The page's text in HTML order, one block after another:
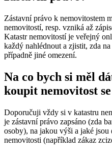
Zástavní právo k nemovitostem
nemovitostí, resp. vzniká až
Katastr nemovitostí je veřejný
každý nahlédnout a zjistit, zda
případně jiné omezení.
Na co bych si měl
koupit nemovitost
Doporučuji vždy si v katastru
je zástavní právo zapsáno (zda
osoby), na jakou výši a jaké jsou
nemovitosti (například zákaz